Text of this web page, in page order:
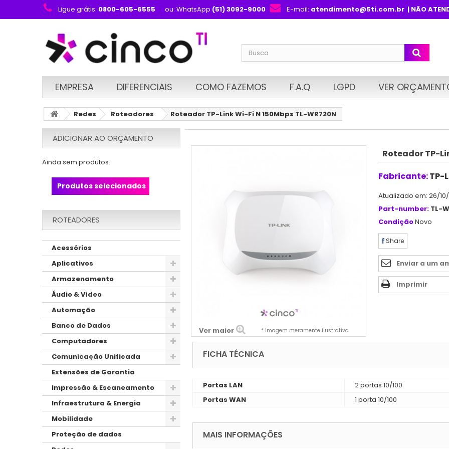
Ligue grátis: 0800-605-6555 ou: WhatsApp (51) 3092-9000 E-mail: atendimento@5ti.com.br| NÃO
EMPRESA DIFERENCIAIS COMO FAZEMOS F.A.Q LGPD VER
Redes Roteadores Roteador TP-Link Wi-Fi N 150Mbps TL-WR720N
ADICIONAR AO ORÇAMENTO
Ainda sem produtos.
Produtos selecionados
ROTEADORES
Acessórios
Aplicativos
Armazenamento
Áudio & Vídeo
Automação
Banco de Dados
Computadores
Comunicação Unificada
Extensões de Garantia
Impressão & Escaneamento
Infraestrutura & Energia
Mobilidade
Proteção de dados
Ver maior * Imagem meramente ilustrativa
Roteador TP-
Fabricante:TP-
Atualizado em: 26/10/
Part-number: TL-
CondiçãoNovo
Share
Enviar a um
Imprimir
FICHA TÉCNICA
Portas LAN
2 portas 10/100
Portas WAN
1 porta 10/100
MAIS INFORMAÇÕES